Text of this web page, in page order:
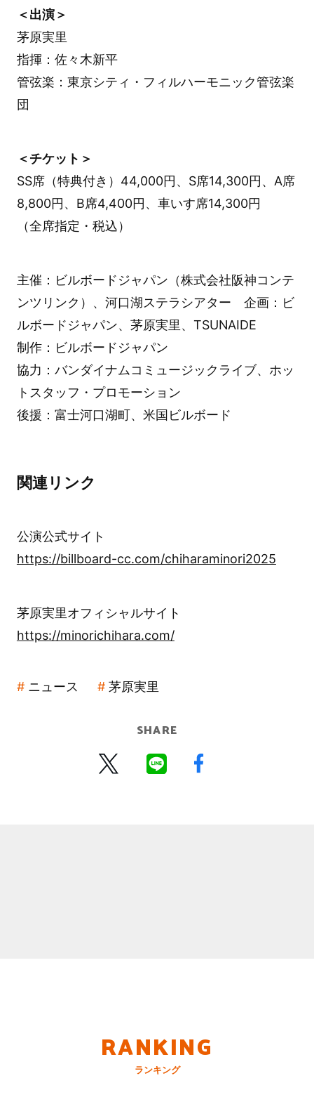
＜出演＞
茅原実里
指揮：佐々木新平
管弦楽：東京シティ・フィルハーモニック管弦楽
団
＜チケット＞
SS席（特典付き）44,000円、S席14,300円、A席
8,800円、B席4,400円、車いす席14,300円
（全席指定・税込）
主催：ビルボードジャパン（株式会社阪神コンテ
ンツリンク）、河口湖ステラシアター 企画：ビ
ルボードジャパン、茅原実里、TSUNAIDE
制作：ビルボードジャパン
協力：バンダイナムコミュージックライブ、ホッ
トスタッフ・プロモーション
後援：富士河口湖町、米国ビルボード
関連リンク
公演公式サイト
https://billboard-cc.com/chiharaminori2025
茅原実里オフィシャルサイト
https://minorichihara.com/
ニュース 茅原実里
SHARE
RANKING
ランキング